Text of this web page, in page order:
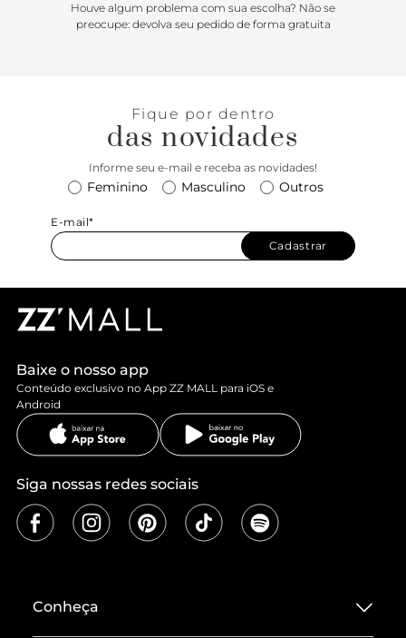
Houve algum problema com sua escolha? Não se
preocupe: devolva seu pedido de forma gratuita
Fique por dentro
das novidades
Informe seu e-mail e receba as novidades!
Feminino Masculino Outros
E-mail*
Cadastrar
Baixe o nosso app
Conteúdo exclusivo no App ZZ MALL para iOS e
Android
Siga nossas redes sociais
Conheça